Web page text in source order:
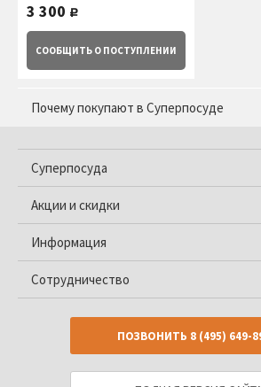
3 300 руб.
СООБЩИТЬ О ПОСТУПЛЕНИИ
Почему покупают в Суперпосуде
Суперпосуда
Акции и скидки
Информация
Сотрудничество
ПОЗВОНИТЬ 8 (495) 649-